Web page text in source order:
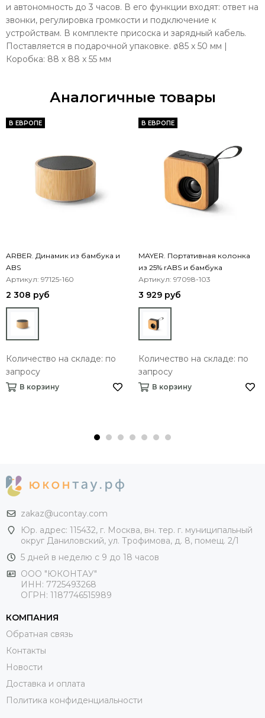
и автономность до 3 часов. В его функции входят: ответ на
звонки, регулировка громкости и подключение к
устройствам. В комплекте присоска и зарядный кабель.
Поставляется в подарочной упаковке. ø85 x 50 мм |
Коробка: 88 x 88 x 55 мм
Аналогичные товары
В ЕВРОПЕ
ARBER. Динамик из бамбука и
ABS
Артикул: 97125-160
2 308 руб
Количество на складе: по
запросу
В корзину
В ЕВРОПЕ
MAYER. Портативная колонка
из 25% rABS и бамбука
Артикул: 97098-103
3 929 руб
Количество на складе: по
запросу
В корзину
zakaz@ucontay.com
Юр. адрес: 115432, г. Москва, вн. тер. г. муниципальный
округ Даниловский, ул. Трофимова, д. 8, помещ. 2/1
5 дней в неделю с 9 до 18 часов
ООО "ЮКОНТАУ"
ИНН: 7725493268
ОГРН: 1187746515989
КОМПАНИЯ
Обратная связь
Контакты
Новости
Доставка и оплата
Политика конфиденциальности